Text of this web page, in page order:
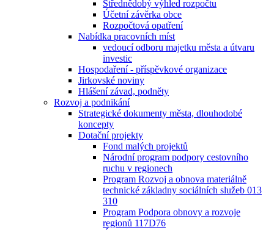
Střednědobý výhled rozpočtu
Účetní závěrka obce
Rozpočtová opatření
Nabídka pracovních míst
vedoucí odboru majetku města a útvaru
investic
Hospodaření - příspěvkové organizace
Jirkovské noviny
Hlášení závad, podněty
Rozvoj a podnikání
Strategické dokumenty města, dlouhodobé
koncepty
Dotační projekty
Fond malých projektů
Národní program podpory cestovního
ruchu v regionech
Program Rozvoj a obnova materiálně
technické základny sociálních služeb 013
310
Program Podpora obnovy a rozvoje
regionů 117D76